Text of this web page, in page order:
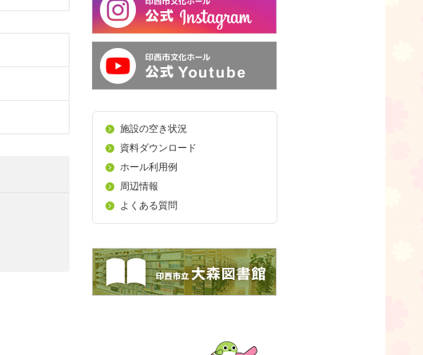
施設の空き状況
資料ダウンロード
ホール利用例
周辺情報
よくある質問